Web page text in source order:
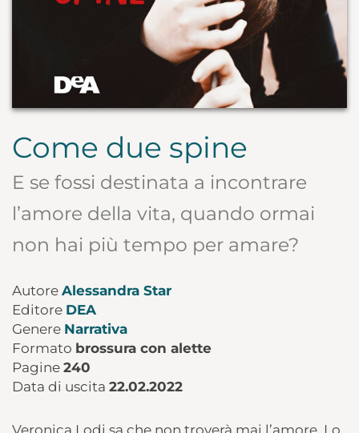
Come due spine
E se fossi destinata a incontrare
l’amore della vita, quando ormai
non hai più tempo per amare?
Autore Alessandra Star
Editore DEA
Genere Narrativa
Formato brossura con alette
Pagine 240
Data di uscita 22.02.2022
Veronica Lodi sa che non troverà mai l’amore. Lo